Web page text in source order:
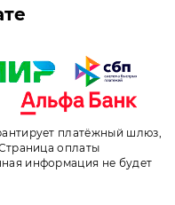
платёжный шлюз,
оплаты
информация не будет